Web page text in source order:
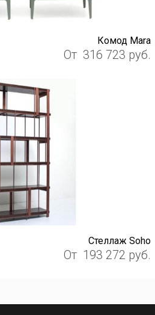
Комод Mara
От 316 723 руб.
Стеллаж Soho
От 193 272 руб.